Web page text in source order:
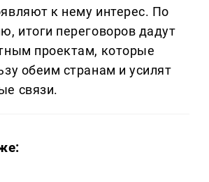
к нему интерес. По
итоги переговоров дадут
проектам, которые
обеим странам и усилят
связи.